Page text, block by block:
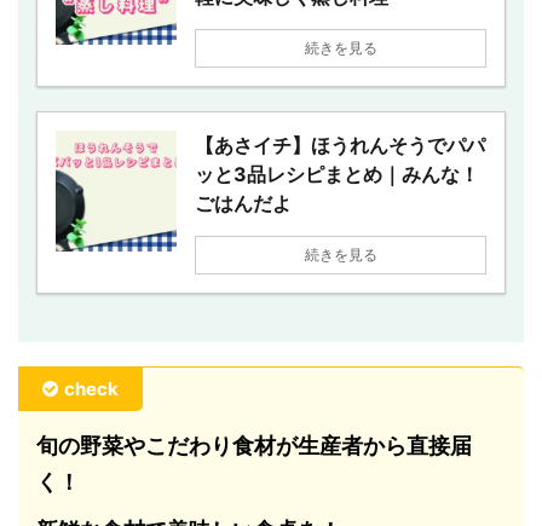
続きを見る
【あさイチ】ほうれんそうでパパ
ッと3品レシピまとめ｜みんな！
ごはんだよ
続きを見る
check
旬の野菜やこだわり食材が生産者から直接届
く！